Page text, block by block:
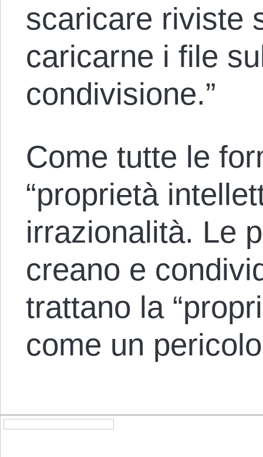
scaricare riviste
caricarne i file
condivisione.”
Come tutte le
“proprietà
irrazionalità. Le
creano e
trattano la
come un